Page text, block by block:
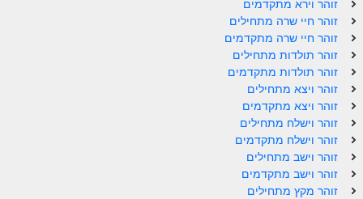
ספר הזוהר חיי שרה מתקדמים
ספר הזוהר תולדות מתחילים
ספר הזוהר ויצא מתחילים
ספר הזוהר ויצא מתקדמים
ספר הזוהר וישלח מתחילים
הזוהר הקדוש וישלח מתקדמים
זוהר וירא מתקדמים
זוהר חיי שרה מתחילים
זוהר חיי שרה מתקדמים
זוהר תולדות מתחילים
זוהר תולדות מתקדמים
זוהר ויצא מתחילים
זוהר ויצא מתקדמים
זוהר וישלח מתחילים
זוהר וישלח מתקדמים
זוהר וישב מתחילים
זוהר וישב מתקדמים
זוהר מקץ מתחילים